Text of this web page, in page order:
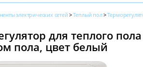
электрических сетей Теплый пол
для теплого
пола, цвет белый